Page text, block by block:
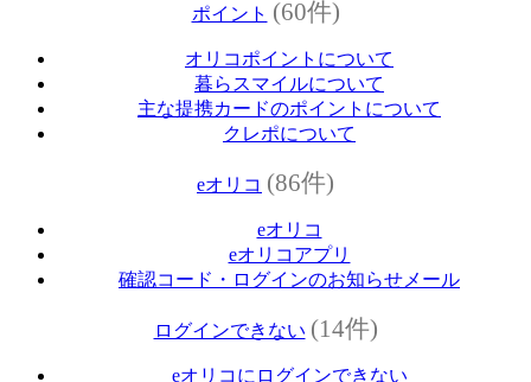
ポイント (60件)
オリコポイントについて
暮らスマイルについて
主な提携カードのポイントについて
クレポについて
eオリコ (86件)
eオリコ
eオリコアプリ
確認コード・ログインのお知らせメール
ログインできない (14件)
eオリコにログインできない